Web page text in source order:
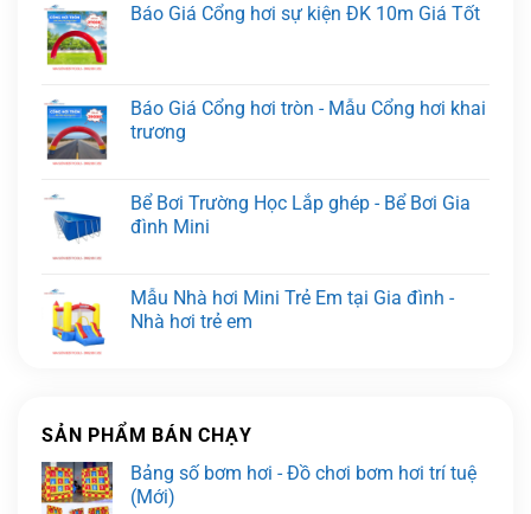
Báo Giá Cổng hơi sự kiện ĐK 10m Giá Tốt
Báo Giá Cổng hơi tròn - Mẫu Cổng hơi khai
trương
Bể Bơi Trường Học Lắp ghép - Bể Bơi Gia
đình Mini
Mẫu Nhà hơi Mini Trẻ Em tại Gia đình -
Nhà hơi trẻ em
SẢN PHẨM BÁN CHẠY
Bảng số bơm hơi - Đồ chơi bơm hơi trí tuệ
(Mới)